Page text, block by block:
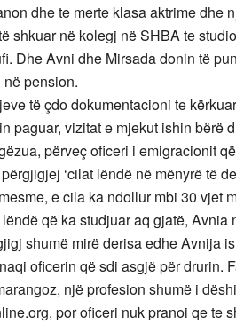
dhe te merte klasa aktrime dhe
shkuar në kolegj në SHBA te
Dhe Avni dhe Mirsada donin të
pension.
të çdo dokumentacioni te
paguar, vizitat e mjekut ishin bërë
përveç oficeri i emigracionit
‘cilat lëndë në mënyrë të
e cila ka ndollur mbi 30 vjet
që ka studjuar aq gjatë, Avnia
shumë mirë derisa edhe Avnija
oficerin që sdi asgjë për drurin.
një profesion shumë i
por oficeri nuk pranoi qe te